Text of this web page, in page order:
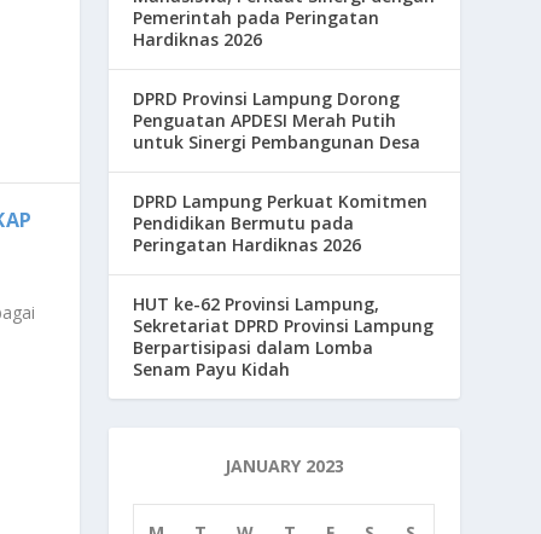
Pemerintah pada Peringatan
Hardiknas 2026
DPRD Provinsi Lampung Dorong
Penguatan APDESI Merah Putih
untuk Sinergi Pembangunan Desa
DPRD Lampung Perkuat Komitmen
Pendidikan Bermutu pada
Peringatan Hardiknas 2026
HUT ke-62 Provinsi Lampung,
Sekretariat DPRD Provinsi Lampung
Berpartisipasi dalam Lomba
Senam Payu Kidah
JANUARY 2023